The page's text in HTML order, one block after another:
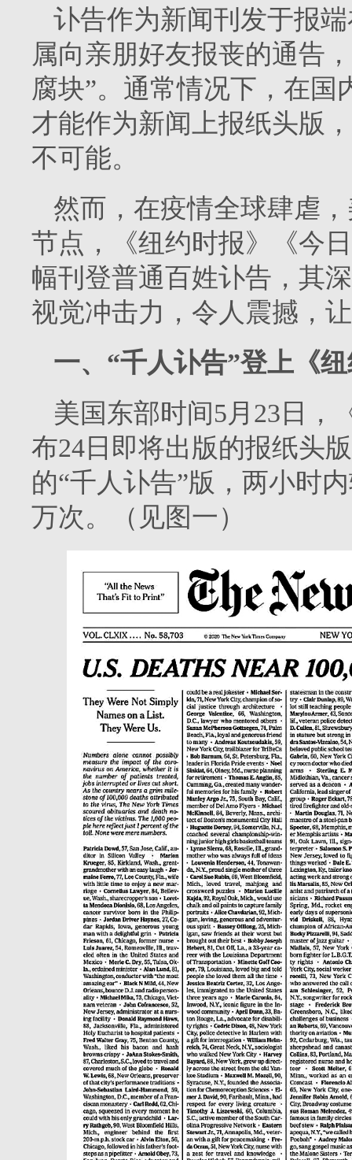
讣告作为新闻刊发于报
属向亲朋好友报丧的通告
腐块”。通常情况下，在
才能作为新闻上报纸头版
不可能。
然而，在疫情全球肆虐
节点，《纽约时报》《今
幅刊登普通百姓讣告，其
视觉冲击力，令人震撼，
一、“千人讣告”登上《
美国东部时间5月23日，
布24日即将出版的报纸头
的“千人讣告”版，两小时
万次。（见图一）